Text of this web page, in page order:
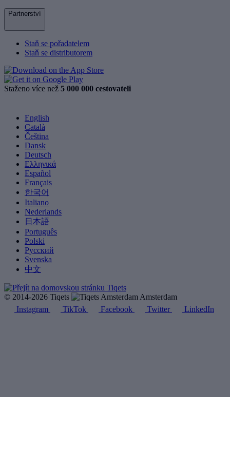
Partnerství
Staň se pořadatelem
Staň se distributorem
Staženo více než 5 000 000 cestovateli
English
Català
Čeština
Dansk
Deutsch
Ελληνικά
Español
Français
한국어
Italiano
Nederlands
日本語
Português
Polski
Русский
Svenska
中文
© 2014-2026 Tiqets
Amsterdam
Instagram
TikTok Facebook Twitter LinkedIn